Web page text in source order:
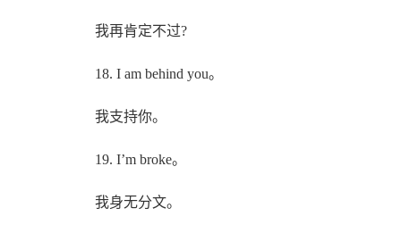
我再肯定不过?
18. I am behind you。
我支持你。
19. I’m broke。
我身无分文。